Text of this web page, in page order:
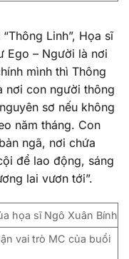
Linh”, Họa sĩ
Ego – Người là nơi
mình thì Thông
nơi con người thông
sơ nếu không
năm tháng. Con
ngã, nơi chứa
để lao động, sáng
lai vươn tới”.
vai trò MC của buổi